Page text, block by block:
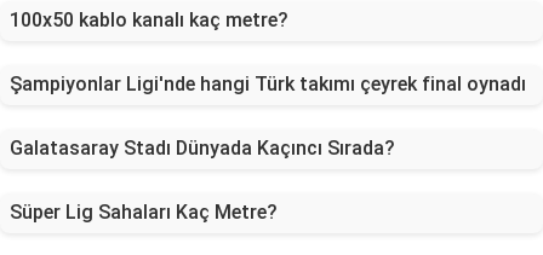
100x50 kablo kanalı kaç metre?
Şampiyonlar Ligi'nde hangi Türk takımı çeyrek final oynadı
Galatasaray Stadı Dünyada Kaçıncı Sırada?
Süper Lig Sahaları Kaç Metre?